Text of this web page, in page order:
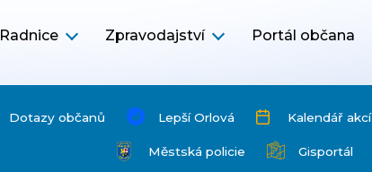
Radnice Zpravodajství Portál občana
Dotazy občanů Lepší Orlová Kalendář akcí
Městská policie Gisportál